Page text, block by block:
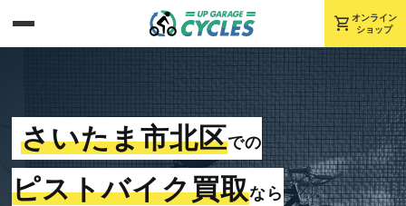
shopping_cart オンライン
ショップ
さいたま市北区での
ピストバイク買取なら